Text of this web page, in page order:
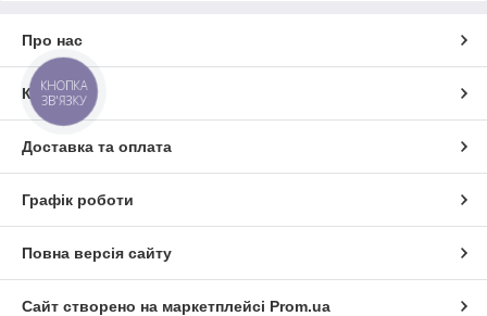
Про нас
Контакти
Доставка та оплата
Графік роботи
Повна версія сайту
Сайт створено на маркетплейсі Prom.ua
КНОПКА
ЗВ'ЯЗКУ